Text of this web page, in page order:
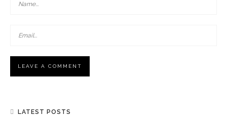
LATEST POSTS